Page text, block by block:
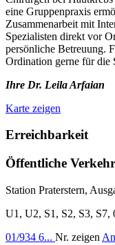
eine Gruppenpraxis
Zusammenarbeit mit
Spezialisten direkt vor
persönliche Betreuung.
Ordination gerne für die
Ihre Dr. Leila Arfaian
Karte zeigen
Erreichbarkeit
Öffentliche
Station Praterstern,
U1, U2, S1, S2, S3, S7,
01/934 6... Nr. zeigen